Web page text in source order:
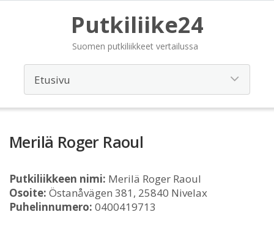
Putkiliike24
Suomen putkiliikkeet vertailussa
Merilä Roger Raoul
Putkiliikkeen nimi: Merilä Roger Raoul
Osoite: Östanåvägen 381, 25840 Nivelax
Puhelinnumero: 0400419713